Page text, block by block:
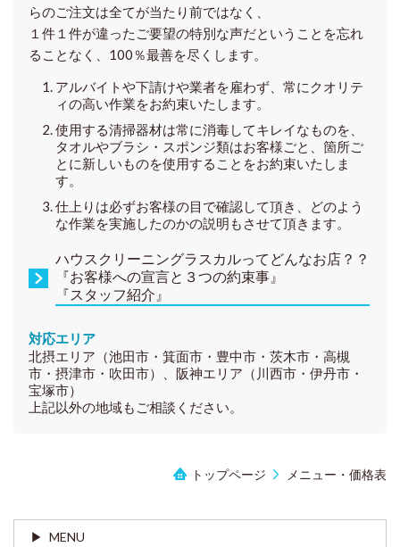
らのご注文は全てが当たり前ではなく、
１件１件が違ったご要望の特別な声だということを忘れ
ることなく、100％最善を尽くします。
アルバイトや下請けや業者を雇わず、常にクオリテ
ィの高い作業をお約束いたします。
使用する清掃器材は常に消毒してキレイなものを、
タオルやブラシ・スポンジ類はお客様ごと、箇所ご
とに新しいものを使用することをお約束いたしま
す。
仕上りは必ずお客様の目で確認して頂き、どのよう
な作業を実施したのかの説明もさせて頂きます。
ハウスクリーニングラスカルってどんなお店？？
『お客様への宣言と３つの約束事』
『スタッフ紹介』
対応エリア
北摂エリア（池田市・箕面市・豊中市・茨木市・高槻
市・摂津市・吹田市）、阪神エリア（川西市・伊丹市・
宝塚市）
上記以外の地域もご相談ください。
トップページ メニュー・価格表
MENU